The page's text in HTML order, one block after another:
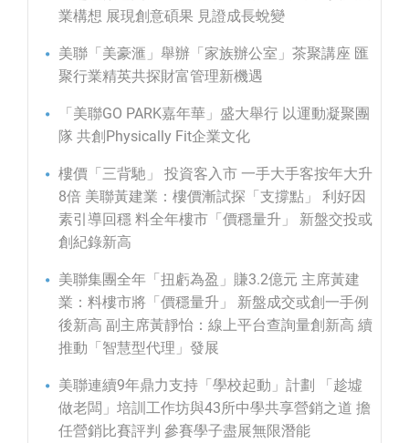
業構想 展現創意碩果 見證成長蛻變
美聯「美豪滙」舉辦「家族辦公室」茶聚講座 匯
聚行業精英共探財富管理新機遇
「美聯GO PARK嘉年華」盛大舉行 以運動凝聚團
隊 共創Physically Fit企業文化
樓價「三背馳」 投資客入市 一手大手客按年大升
8倍 美聯黃建業：樓價漸試探「支撐點」 利好因
素引導回穩 料全年樓市「價穩量升」 新盤交投或
創紀錄新高
美聯集團全年「扭虧為盈」賺3.2億元 主席黃建
業：料樓市將「價穩量升」 新盤成交或創一手例
後新高 副主席黃靜怡：線上平台查詢量創新高 續
推動「智慧型代理」發展
美聯連續9年鼎力支持「學校起動」計劃 「趁墟
做老闆」培訓工作坊與43所中學共享營銷之道 擔
任營銷比賽評判 參賽學子盡展無限潛能